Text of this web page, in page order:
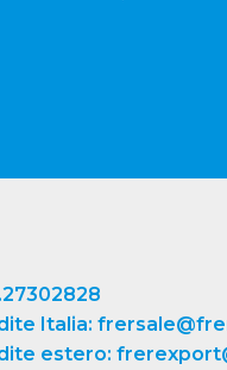
Italia:
estero: